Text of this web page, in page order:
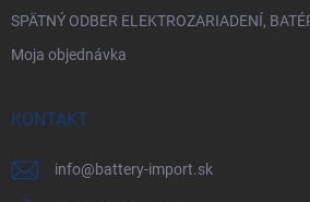
SPÄTNÝ ODBER ELEKTROZARIADENÍ,
Moja objednávka
KONTAKT
info@battery-import.sk